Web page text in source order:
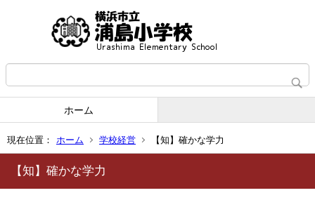
ホーム
現在位置： ホーム 学校経営 【知】確かな学力
【知】確かな学力